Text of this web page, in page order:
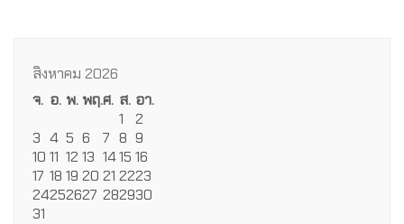
สิงหาคม 2026
จ. อ. พ.พฤ.ศ. ส. อา.
1
2
3 4 5 6 7 8 9
10 11 12 13 1415 16
17 18 19 20 21 2223
24252627 282930
31